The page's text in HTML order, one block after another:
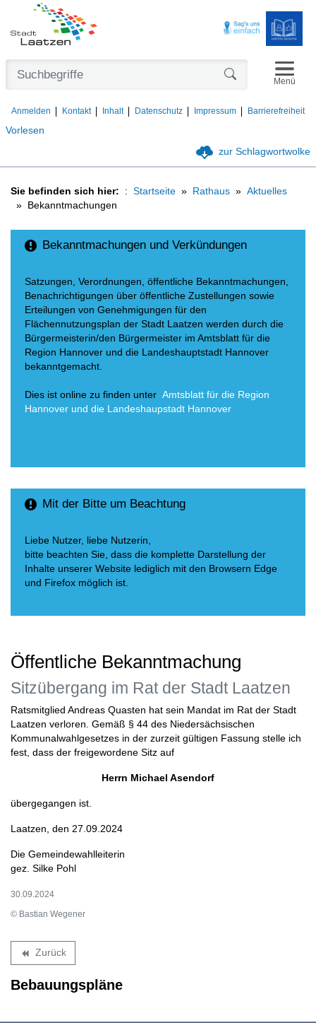
Vorlesen
Anmelden Kontakt Inhalt Datenschutz Impressum Barrierefreiheit
Menü
zur Schlagwortwolke
Sie befinden sich hier: Startseite Rathaus
Aktuelles
Bekanntmachungen
Bekanntmachungen und Verkündungen
Satzungen, Verordnungen, öffentliche Bekanntmachungen,
Benachrichtigungen über öffentliche Zustellungen sowie
Erteilungen von Genehmigungen für den
Flächennutzungsplan der Stadt Laatzen werden durch die
Bürgermeisterin/den Bürgermeister im Amtsblatt für die
Region Hannover und die Landeshauptstadt Hannover
bekanntgemacht.
Dies ist online zu finden unter Amtsblatt für die Region
Hannover und die Landeshaupstadt Hannover
Mit der Bitte um Beachtung
Liebe Nutzer, liebe Nutzerin,
bitte beachten Sie, dass die komplette Darstellung der
Inhalte unserer Website lediglich mit den Browsern Edge
und Firefox möglich ist.
Öffentliche Bekanntmachung
Sitzübergang im Rat der Stadt Laatzen
Ratsmitglied Andreas Quasten hat sein Mandat im Rat der Stadt
Laatzen verloren. Gemäß § 44 des Niedersächsischen
Kommunalwahlgesetzes in der zurzeit gültigen Fassung stelle ich
fest, dass der freigewordene Sitz auf
Herrn Michael Asendorf
übergegangen ist.
Laatzen, den 27.09.2024
Die Gemeindewahlleiterin
gez. Silke Pohl
30.09.2024
© Bastian Wegener
backward Zurück
Bebauungspläne